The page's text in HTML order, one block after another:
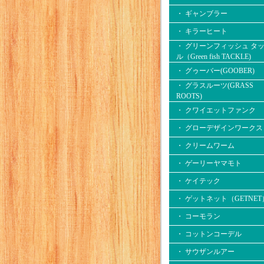
・ ギャンブラー
・ キラーヒート
・ グリーンフィッシュ タ
ル（Green fish TACKLE)
・ グゥーバー(GOOBER)
・ グラスルーツ(GRASS
ROOTS)
・ クワイエットファンク
・ グローデザインワークス
・ クリームワーム
・ ゲーリーヤマモト
・ ケイテック
・ ゲットネット（GETNET
・ コーモラン
・ コットンコーデル
・ サウザンルアー